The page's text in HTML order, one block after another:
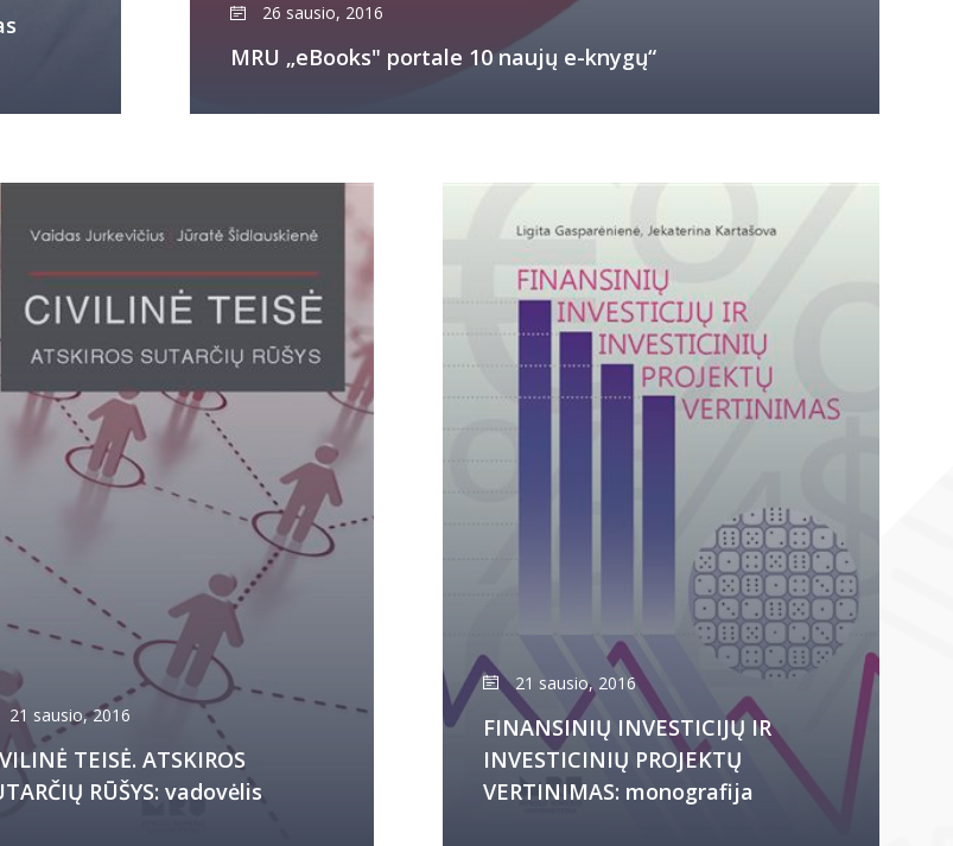
26 sausio, 2016
MRU „eBooks" portale 10 naujų e-knygų“
21 sausio, 2016
TEISĖ. ATSKIROS
RŪŠYS: vadovėlis
21 sausio, 2016
FINANSINIŲ INVESTICIJŲ IR
INVESTICINIŲ PROJEKTŲ
VERTINIMAS: monografija